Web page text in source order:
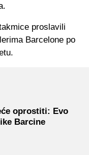
proslavili
Barcelone po
oprostiti: Evo
Barcine